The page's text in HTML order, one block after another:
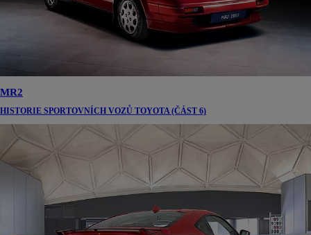
MR2
HISTORIE SPORTOVNÍCH VOZŮ TOYOTA (ČÁST 6)